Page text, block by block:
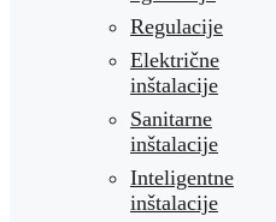
Regulacije
Električne
inštalacije
Sanitarne
inštalacije
Inteligentne
inštalacije